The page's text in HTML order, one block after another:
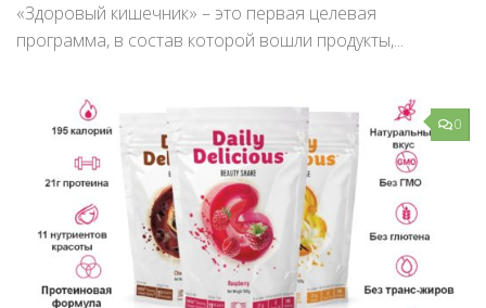
«Здоровый кишечник» – это первая целевая
программа, в состав которой вошли продукты,...
0